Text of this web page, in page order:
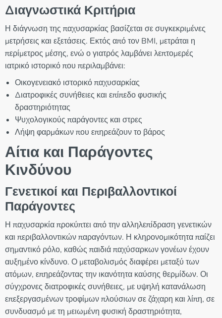
Διαγνωστικά Κριτήρια
Η διάγνωση της παχυσαρκίας βασίζεται σε συγκεκριμένες
μετρήσεις και εξετάσεις. Εκτός από τον BMI, μετράται η
περίμετρος μέσης, ενώ ο γιατρός λαμβάνει λεπτομερές
ιατρικό ιστορικό που περιλαμβάνει:
Οικογενειακό ιστορικό παχυσαρκίας
Διατροφικές συνήθειες και επίπεδο φυσικής
δραστηριότητας
Ψυχολογικούς παράγοντες και στρες
Λήψη φαρμάκων που επηρεάζουν το βάρος
Αίτια και Παράγοντες
Κινδύνου
Γενετικοί και Περιβαλλοντικοί
Παράγοντες
Η παχυσαρκία προκύπτει από την αλληλεπίδραση γενετικών
και περιβαλλοντικών παραγόντων. Η κληρονομικότητα παίζει
σημαντικό ρόλο, καθώς παιδιά παχύσαρκων γονέων έχουν
αυξημένο κίνδυνο. Ο μεταβολισμός διαφέρει μεταξύ των
ατόμων, επηρεάζοντας την ικανότητα καύσης θερμίδων. Οι
σύγχρονες διατροφικές συνήθειες, με υψηλή κατανάλωση
επεξεργασμένων τροφίμων πλούσιων σε ζάχαρη και λίπη, σε
συνδυασμό με τη μειωμένη φυσική δραστηριότητα,